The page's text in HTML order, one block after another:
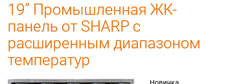
19” Промышленная ЖК-
панель от SHARP с
расширенным диапазоном
температур